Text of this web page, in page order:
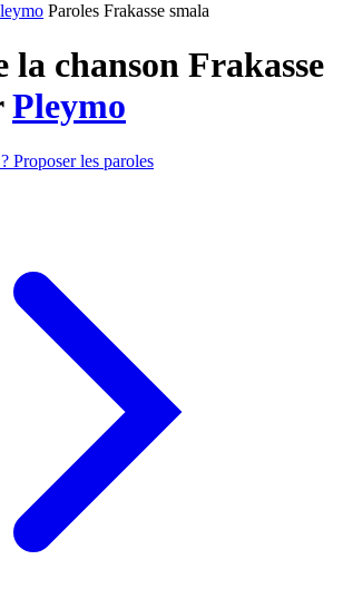
Paroles Frakasse smala
la chanson Frakasse
Pleymo
Proposer les paroles